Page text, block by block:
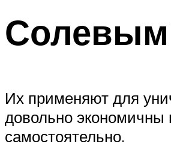
Их применяют для
довольно экономичны
самостоятельно.